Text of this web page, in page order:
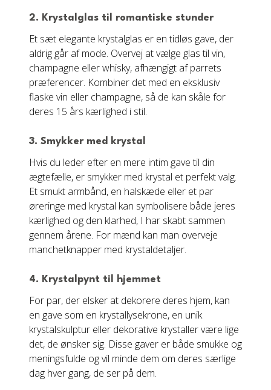
2. Krystalglas til romantiske stunder
Et sæt elegante krystalglas er en tidløs gave, der
aldrig går af mode. Overvej at vælge glas til vin,
champagne eller whisky, afhængigt af parrets
præferencer. Kombiner det med en eksklusiv
flaske vin eller champagne, så de kan skåle for
deres 15 års kærlighed i stil.
3. Smykker med krystal
Hvis du leder efter en mere intim gave til din
ægtefælle, er smykker med krystal et perfekt valg.
Et smukt armbånd, en halskæde eller et par
øreringe med krystal kan symbolisere både jeres
kærlighed og den klarhed, I har skabt sammen
gennem årene. For mænd kan man overveje
manchetknapper med krystaldetaljer.
4. Krystalpynt til hjemmet
For par, der elsker at dekorere deres hjem, kan
en gave som en krystallysekrone, en unik
krystalskulptur eller dekorative krystaller være lige
det, de ønsker sig. Disse gaver er både smukke og
meningsfulde og vil minde dem om deres særlige
dag hver gang, de ser på dem.